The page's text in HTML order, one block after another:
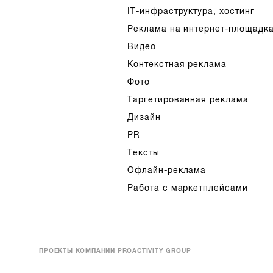
IT-инфраструктура, хостинг
Реклама на интернет-
Видео
Контекстная реклама
Фото
Таргетированная реклама
Дизайн
PR
Тексты
Офлайн-реклама
Работа с маркетплейсами
ПРОЕКТЫ КОМПАНИИ PROACTIVITY GROUP